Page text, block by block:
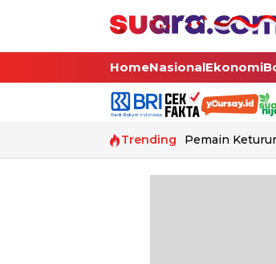
HomeNasionalEkonomi
Trending Pemain